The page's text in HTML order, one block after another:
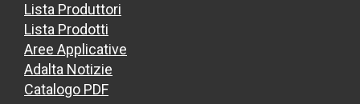
Lista Produttori
Lista Prodotti
Aree Applicative
Adalta Notizie
Catalogo PDF